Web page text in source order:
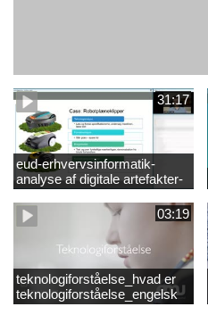
31:17
eud-erhvervsinformatik-
analyse af digitale artefakter-
03:19
teknologiforståelse_hvad er
teknologiforståelse_engelsk